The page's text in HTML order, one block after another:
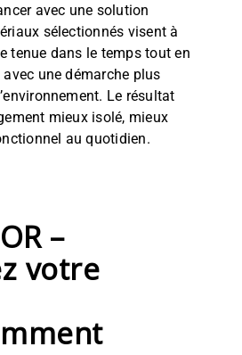
avec une solution
sélectionnés visent à
tenue dans le temps tout en
une démarche plus
Le résultat
mieux isolé, mieux
au quotidien.
–
votre